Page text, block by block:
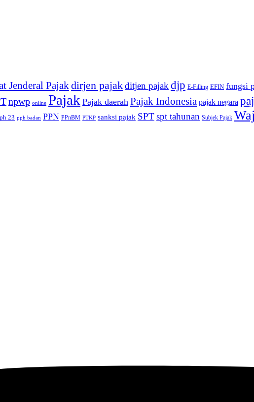
Jenderal Pajak dirjen pajakditjen pajak djp E-Filling EFIN fungsi
npwp online Pajak Pajak daerah Pajak Indonesia pajak negara
23 pph badan PPN PPnBM PTKP sanksi pajak SPTspt tahunan Subjek Pajak